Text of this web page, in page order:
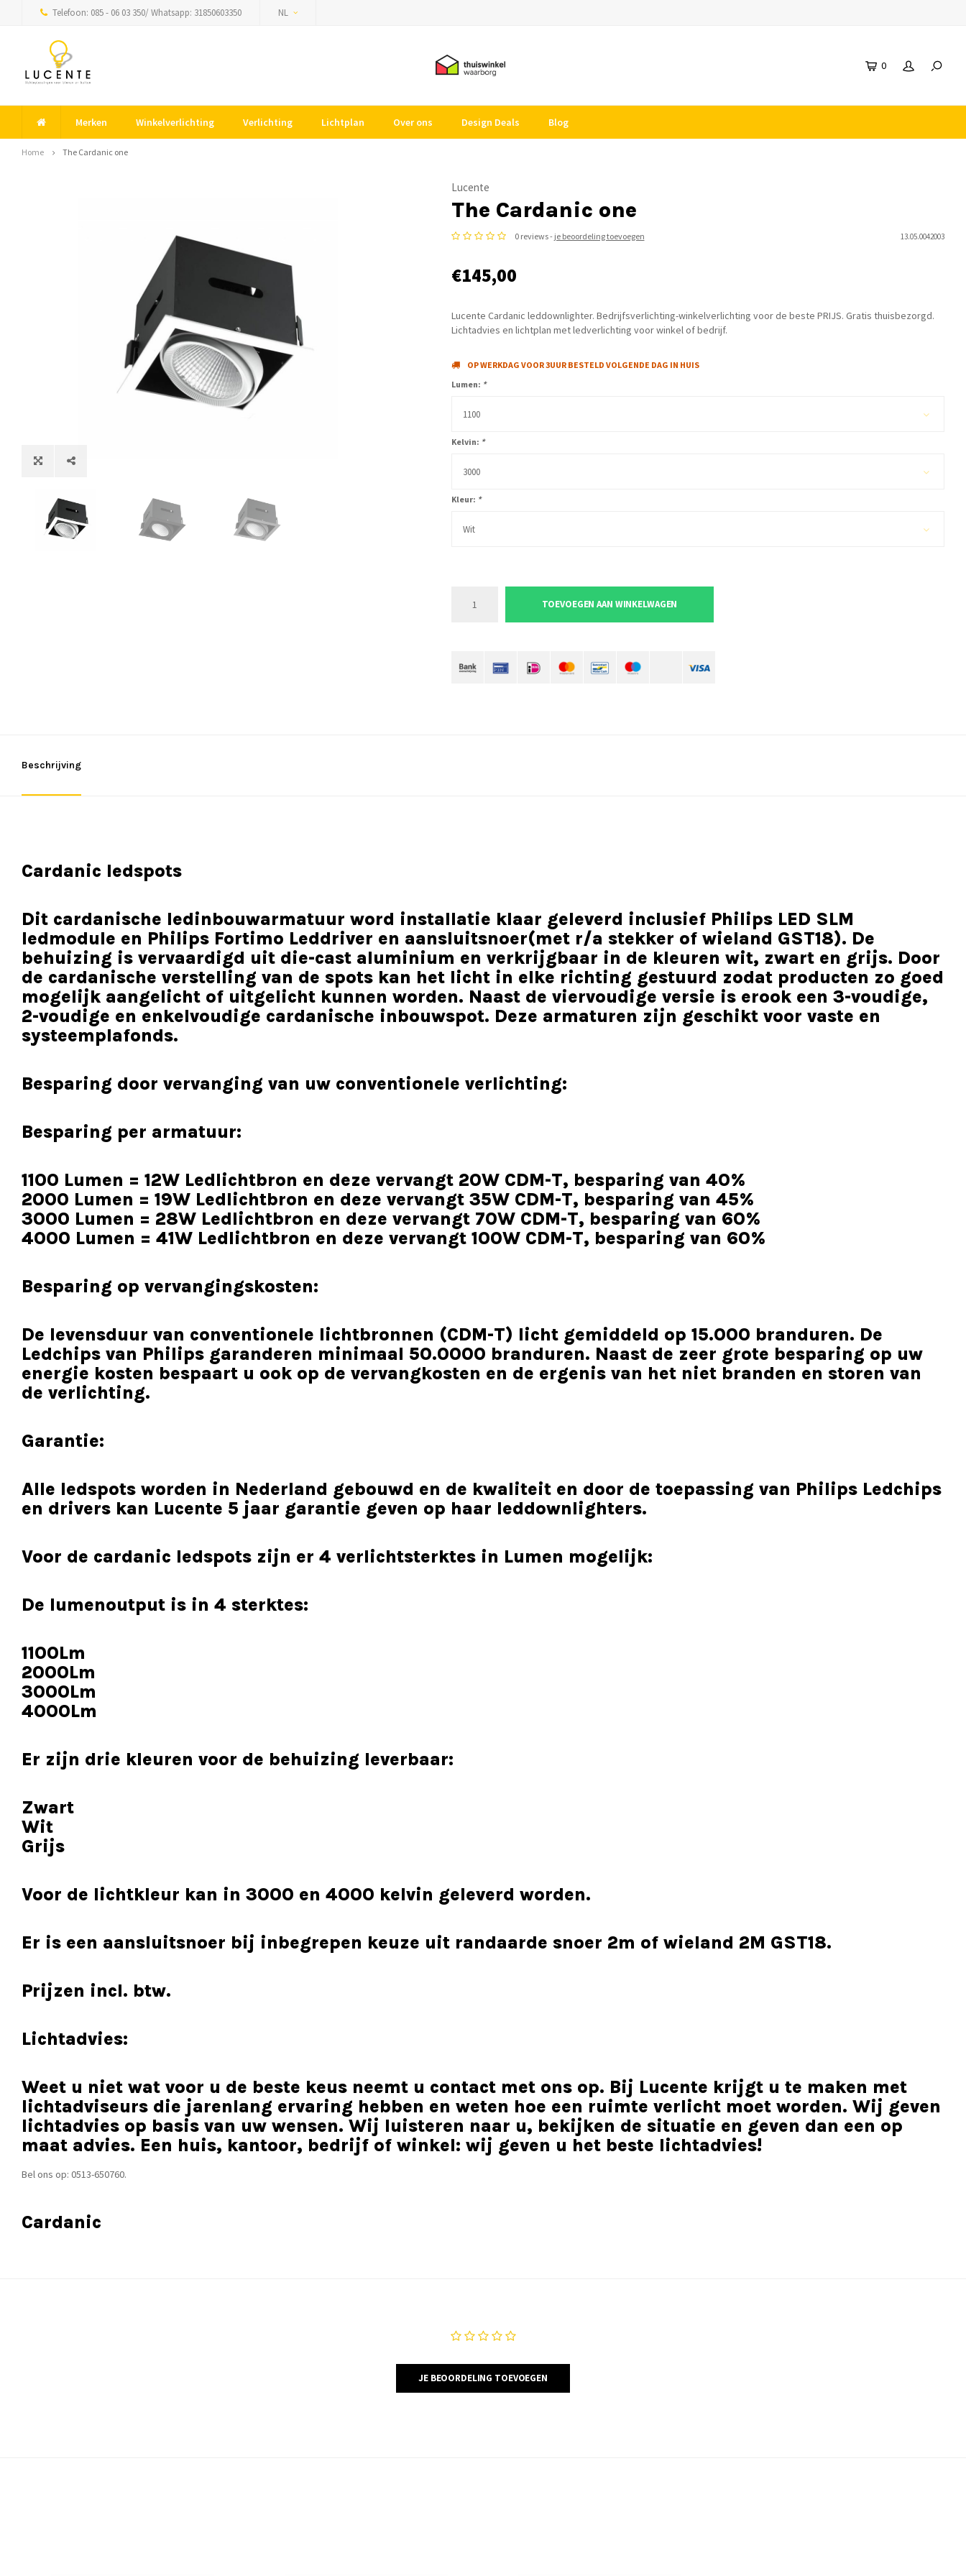
Telefoon: 085 - 06 03 350/ Whatsapp: 31850603350 NL
0
Merken Winkelverlichting Verlichting Lichtplan Over ons Design Deals Blog
Home The Cardanic one
Lucente
The Cardanic one
0 reviews - je beoordeling toevoegen 13.05.0042003
€145,00
Lucente Cardanic leddownlighter. Bedrijfsverlichting-winkelverlichting voor de beste PRIJS. Gratis thuisbezorgd.
Lichtadvies en lichtplan met ledverlichting voor winkel of bedrijf.
OP WERKDAG VOOR 3UUR BESTELD VOLGENDE DAG IN HUIS
Lumen: *
1100
Kelvin: *
3000
Kleur: *
Wit
TOEVOEGEN AAN WINKELWAGEN
Beschrijving
Cardanic ledspots
Dit cardanische ledinbouwarmatuur word installatie klaar geleverd inclusief Philips LED SLM
ledmodule en Philips Fortimo Leddriver en aansluitsnoer(met r/a stekker of wieland GST18). De
behuizing is vervaardigd uit die-cast aluminium en verkrijgbaar in de kleuren wit, zwart en grijs. Door
de cardanische verstelling van de spots kan het licht in elke richting gestuurd zodat producten zo goed
mogelijk aangelicht of uitgelicht kunnen worden. Naast de viervoudige versie is erook een 3-voudige,
2-voudige en enkelvoudige cardanische inbouwspot. Deze armaturen zijn geschikt voor vaste en
systeemplafonds.
Besparing door vervanging van uw conventionele verlichting:
Besparing per armatuur:
1100 Lumen = 12W Ledlichtbron en deze vervangt 20W CDM-T, besparing van 40%
2000 Lumen = 19W Ledlichtbron en deze vervangt 35W CDM-T, besparing van 45%
3000 Lumen = 28W Ledlichtbron en deze vervangt 70W CDM-T, besparing van 60%
4000 Lumen = 41W Ledlichtbron en deze vervangt 100W CDM-T, besparing van 60%
Besparing op vervangingskosten:
De levensduur van conventionele lichtbronnen (CDM-T) licht gemiddeld op 15.000 branduren. De
Ledchips van Philips garanderen minimaal 50.0000 branduren. Naast de zeer grote besparing op uw
energie kosten bespaart u ook op de vervangkosten en de ergenis van het niet branden en storen van
de verlichting.
Garantie:
Alle ledspots worden in Nederland gebouwd en de kwaliteit en door de toepassing van Philips Ledchips
en drivers kan Lucente 5 jaar garantie geven op haar leddownlighters.
Voor de cardanic ledspots zijn er 4 verlichtsterktes in Lumen mogelijk:
De lumenoutput is in 4 sterktes:
1100Lm
2000Lm
3000Lm
4000Lm
Er zijn drie kleuren voor de behuizing leverbaar:
Zwart
Wit
Grijs
Voor de lichtkleur kan in 3000 en 4000 kelvin geleverd worden.
Er is een aansluitsnoer bij inbegrepen keuze uit randaarde snoer 2m of wieland 2M GST18.
Prijzen incl. btw.
Lichtadvies:
Weet u niet wat voor u de beste keus neemt u contact met ons op. Bij Lucente krijgt u te maken met
lichtadviseurs die jarenlang ervaring hebben en weten hoe een ruimte verlicht moet worden. Wij geven
lichtadvies op basis van uw wensen. Wij luisteren naar u, bekijken de situatie en geven dan een op
maat advies. Een huis, kantoor, bedrijf of winkel: wij geven u het beste lichtadvies!
Bel ons op: 0513-650760.
Cardanic
JE BEOORDELING TOEVOEGEN